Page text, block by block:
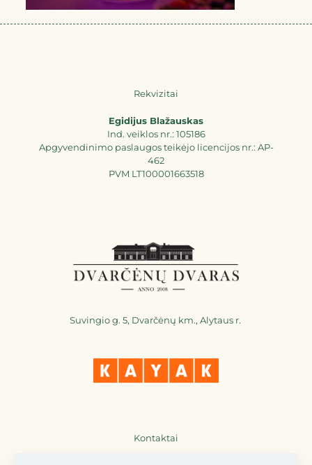
Rekvizitai
Egidijus Blažauskas
Ind. veiklos nr.: 105186
Apgyvendinimo paslaugos teikėjo licencijos nr.: AP-
462
PVM LT100001663518
Suvingio g. 5, Dvarčėnų km., Alytaus r.
Kontaktai